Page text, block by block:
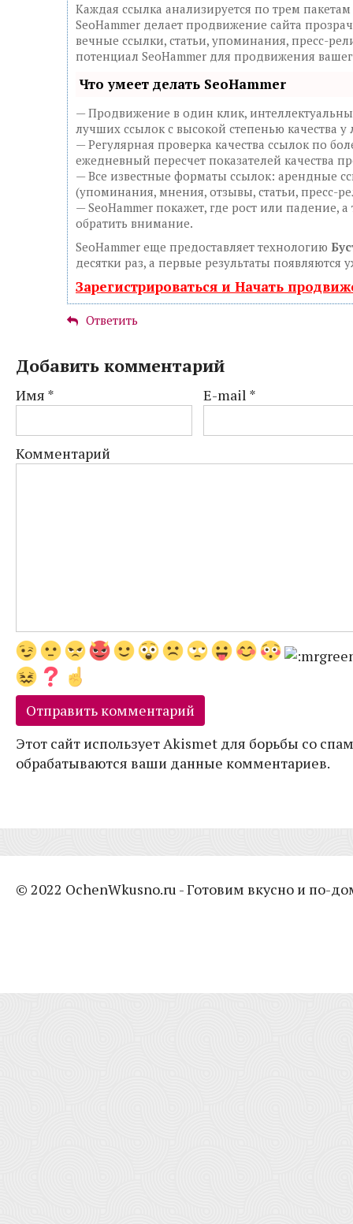
Каждая ссылка анализируется по трем
SeoHammer делает продвижение сайта
вечные ссылки, статьи, упоминания, пресс-
потенциал SeoHammer для продвижения
Что умеет делать SeoHammer
— Продвижение в один клик,
лучших ссылок с высокой степенью качества
— Регулярная проверка качества ссылок по
ежедневный пересчет показателей качества
— Все известные форматы ссылок: арендные
(упоминания, мнения, отзывы, статьи, пресс-
— SeoHammer покажет, где рост или падение,
обратить внимание.
SeoHammer еще предоставляет технологию
десятки раз, а первые результаты появляются
Зарегистрироваться и Начать
Ответить
Добавить комментарий
Имя * E-mail *
Комментарий
Этот сайт использует Akismet для борьбы со
обрабатываются ваши данные комментариев.
© 2022 OchenWkusno.ru - Готовим вкусно и по-